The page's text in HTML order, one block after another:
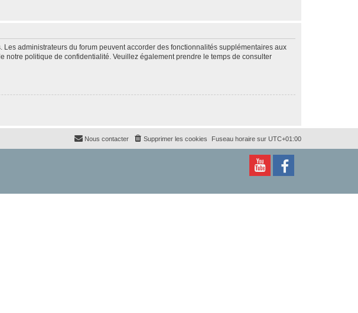
administrateurs du forum peuvent accorder des fonctionnalités supplémentaires aux
notre politique de confidentialité. Veuillez également prendre le temps de consulter
Fuseau horaire sur UTC+01:00
Supprimer les cookies
Nous contacter